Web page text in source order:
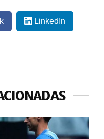
LinkedIn